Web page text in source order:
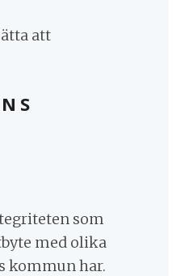
att
som
med olika
kommun har.